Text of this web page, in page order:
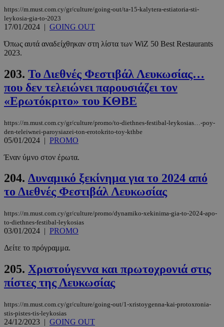
https://m.must.com.cy/gr/culture/going-out/ta-15-kalytera-estiatoria-sti-
leykosia-gia-to-2023
17/01/2024 | GOING OUT
Όπως αυτά αναδείχθηκαν στη λίστα των WiZ 50 Best Restaurants
2023.
203. Το Διεθνές Φεστιβάλ Λευκωσίας…
που δεν τελειώνει παρουσιάζει τον
«Ερωτόκριτο» του ΚΘΒΕ
https://m.must.com.cy/gr/culture/promo/to-diethnes-festibal-leykosias…-poy-
den-teleiwnei-paroysiazei-ton-erotokrito-toy-kthbe
05/01/2024 | PROMO
Έναν ύμνο στον έρωτα.
204. Δυναμικό ξεκίνημα για το 2024 από
το Διεθνές Φεστιβάλ Λευκωσίας
https://m.must.com.cy/gr/culture/promo/dynamiko-xekinima-gia-to-2024-apo-
to-diethnes-festibal-leykosias
03/01/2024 | PROMO
Δείτε το πρόγραμμα.
205. Χριστούγεννα και πρωτοχρονιά στις
πίστες της Λευκωσίας
https://m.must.com.cy/gr/culture/going-out/1-xristoygenna-kai-protoxronia-
stis-pistes-tis-leykosias
24/12/2023 | GOING OUT
μέρες
CookieScriptConsent
CookieScript
4